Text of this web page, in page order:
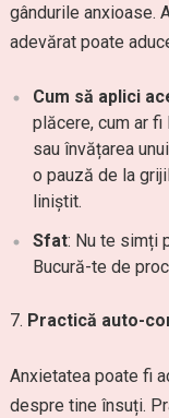
gândurile anxioase.
adevărat poate
Cum să aplici
plăcere, cum ar fi
sau învățarea
o pauză de la
liniștit.
Sfat: Nu te simți
Bucură-te de
Practică auto-
Anxietatea poate fi
despre tine însuți.